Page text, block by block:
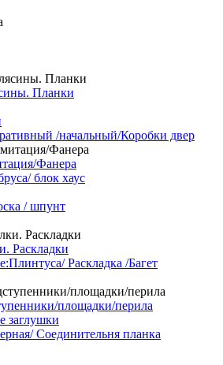
Планки
/начальный/Коробки двер
Фанера
блок хаус
/ шпунт
Раскладки
Раскладка /Багет
площадки/перила
заглушки
Соединительня планка